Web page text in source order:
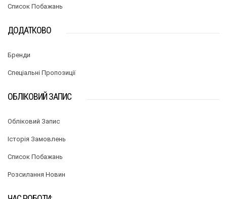
Список Побажань
ДОДАТКОВО
Бренди
Спеціальні Пропозиції
ОБЛІКОВИЙ ЗАПИС
Обліковий Запис
Історія Замовлень
Список Побажань
Розсилання Новин